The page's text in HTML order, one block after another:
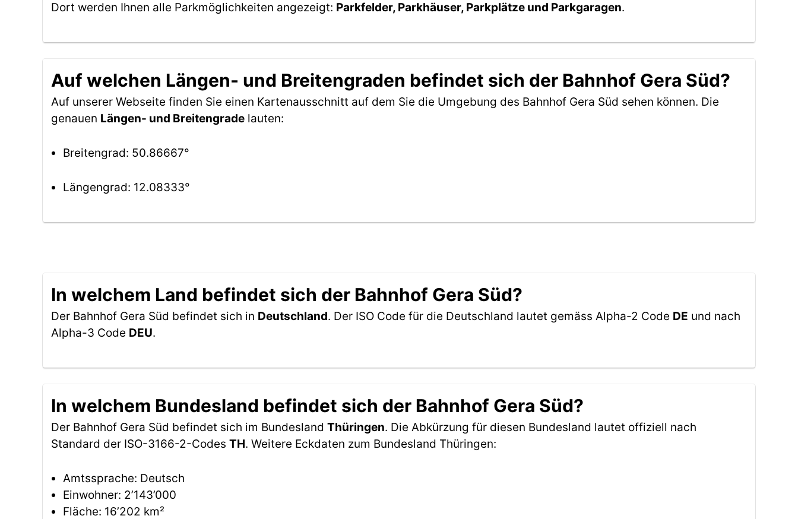
Dort werden Ihnen alle Parkmöglichkeiten angezeigt: Parkfelder, Parkhäuser, Parkplätze und Parkgaragen.
Auf welchen Längen- und Breitengraden befindet sich der Bahnhof Gera Süd?
Auf unserer Webseite finden Sie einen Kartenausschnitt auf dem Sie die Umgebung des Bahnhof Gera Süd sehen können. Die
genauen Längen- und Breitengrade lauten:
Breitengrad: 50.86667°
Längengrad: 12.08333°
In welchem Land befindet sich der Bahnhof Gera Süd?
Der Bahnhof Gera Süd befindet sich in Deutschland. Der ISO Code für die Deutschland lautet gemäss Alpha-2 Code DE und nach
Alpha-3 Code DEU.
In welchem Bundesland befindet sich der Bahnhof Gera Süd?
Der Bahnhof Gera Süd befindet sich im Bundesland Thüringen. Die Abkürzung für diesen Bundesland lautet offiziell nach
Standard der ISO-3166-2-Codes TH. Weitere Eckdaten zum Bundesland Thüringen:
Amtssprache: Deutsch
Einwohner: 2’143’000
Fläche: 16’202 km²